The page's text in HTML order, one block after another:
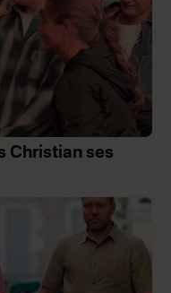
Christian ses